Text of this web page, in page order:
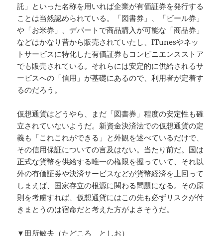
託」といった名称を用いれば企業が有価証券を発行する
ことは当然認められている。「図書券」、「ビール券」
や「お米券」、デパートで商品購入が可能な「商品券」
などはかなり昔から販売されていたし、ITunesやネッ
トサービスに特化した有価証券もコンビニエンスストア
でも販売されている。それらには安定的に供給されるサ
ービスへの「信用」が基礎にあるので、利用者が定着す
るのだろう。
仮想通貨はどうやら、まだ「図書券」程度の安定性も確
立されていないようだ。新資金決済法での仮想通貨の定
義も「これこれができる」と外観を述べているだけで、
その信用保証についての言及はない。当たり前だ。国は
正式な貨幣を供給する唯一の権限を握っていて、それ以
外の有価証券や決済サービスなどが貨幣経済を上回って
しまえば、国家存立の根源に関わる問題になる。その原
則を考慮すれば、仮想通貨にはこの先も必ずリスクが付
きまとうのは宿命だと考えた方がよさそうだ。
▼田所敏夫（たどころ としお）